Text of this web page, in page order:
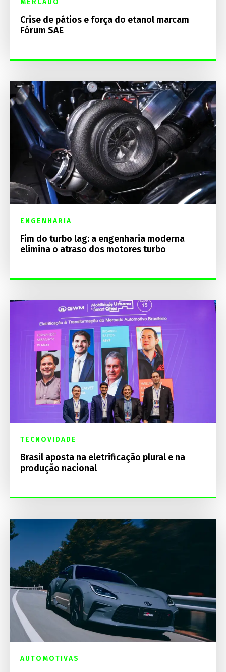
Crise de pátios e força do etanol marcam
Fórum SAE
ENGENHARIA
Fim do turbo lag: a engenharia moderna
elimina o atraso dos motores turbo
TECNOVIDADE
Brasil aposta na eletrificação plural e na
produção nacional
AUTOMOTIVAS